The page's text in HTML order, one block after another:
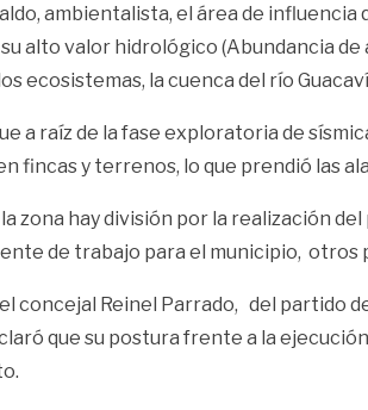
ambientalista, el área de
alto valor hidrológico (Abundancia
ecosistemas, la cuenca del río
a raíz de la fase exploratoria de
fincas y terrenos, lo que prendió las
zona hay división por la realización
de trabajo para el municipio,
concejal Reinel Parrado, del partido
que su postura frente a la